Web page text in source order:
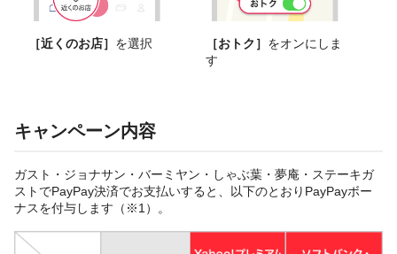
［近くのお店］ を選択 ［おトク］ をオンにしま
す
キャンペーン内容
ガスト・ジョナサン・バーミヤン・しゃぶ葉・夢庵・ステーキガ
ストでPayPay決済でお支払いすると、以下のとおりPayPayボー
ナスを付与します（※1）。